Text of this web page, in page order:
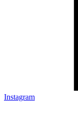
Instagram